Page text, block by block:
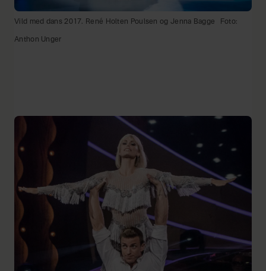
Vild med dans 2017. René Holten Poulsen og Jenna Bagge Foto:
Anthon Unger